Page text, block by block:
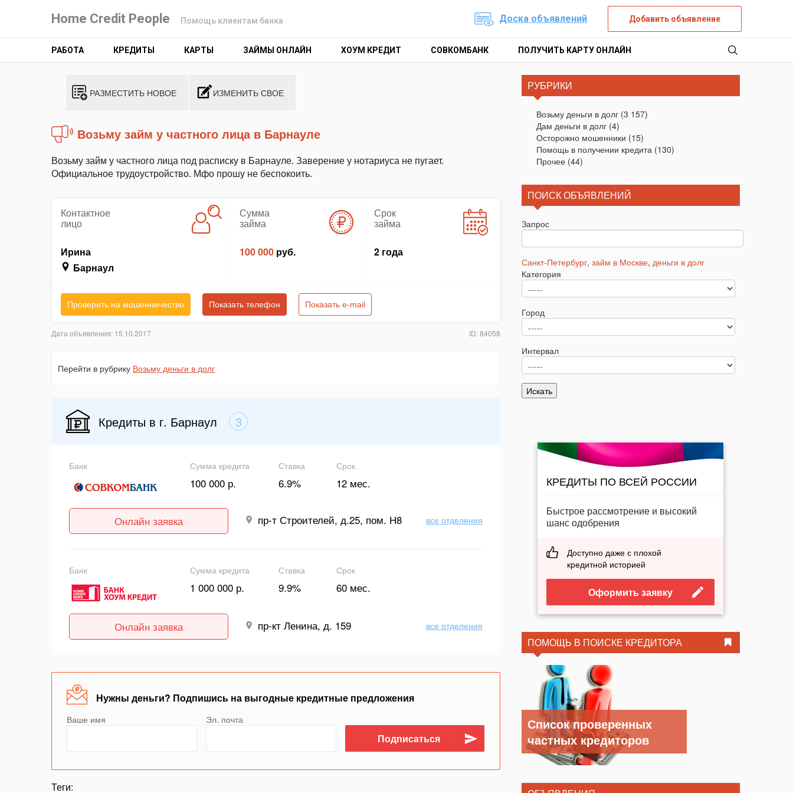
Home Credit People Помощь клиентам банка Доска объявлений Добавить объявление
РАБОТА КРЕДИТЫ КАРТЫ ЗАЙМЫ ОНЛАЙН ХОУМ КРЕДИТ СОВКОМБАНК ПОЛУЧИТЬ КАРТУ ОНЛАЙН
РАЗМЕСТИТЬ НОВОЕ ИЗМЕНИТЬ СВОЕ
Возьму займ у частного лица в Барнауле
Возьму займ у частного лица под расписку в Барнауле. Заверение у нотариуса не пугает.
Официальное трудоустройство. Мфо прошу не беспокоить.
Контактное
лицо
Ирина
Барнаул
Сумма
займа
100 000 руб.
Срок
займа
2 года
Проверить на мошенничество Показать телефон Показать e-mail
Дата объявления: 15.10.2017 ID: 84058
Перейти в рубрику Возьму деньги в долг
Кредиты в г. Барнаул 3
Банк Сумма кредита
100 000 р.
Ставка
6.9%
Срок
12 мес.
Онлайн заявка пр-т Строителей, д.25, пом. Н8 все отделения
Банк Сумма кредита
1 000 000 р.
Ставка
9.9%
Срок
60 мес.
Онлайн заявка пр-кт Ленина, д. 159 все отделения
Нужны деньги? Подпишись на выгодные кредитные предложения
Ваше имя Эл. почта
Теги:
РУБРИКИ
Возьму деньги в долг(3 157)
Дам деньги в долг(4)
Осторожно мошенники (15)
Помощь в получении кредита(130)
Прочее(44)
ПОИСК ОБЪЯВЛЕНИЙ
Запрос
Санкт-Петербург, займ в Москве, деньги в долг
Категория
Город
Интервал
КРЕДИТЫ ПО ВСЕЙ РОССИИ
Быстрое рассмотрение и высокий
шанс одобрения
Доступно даже с плохой
кредитной историей
Оформить заявку
ПОМОЩЬ В ПОИСКЕ КРЕДИТОРА
Список проверенных
частных кредиторов